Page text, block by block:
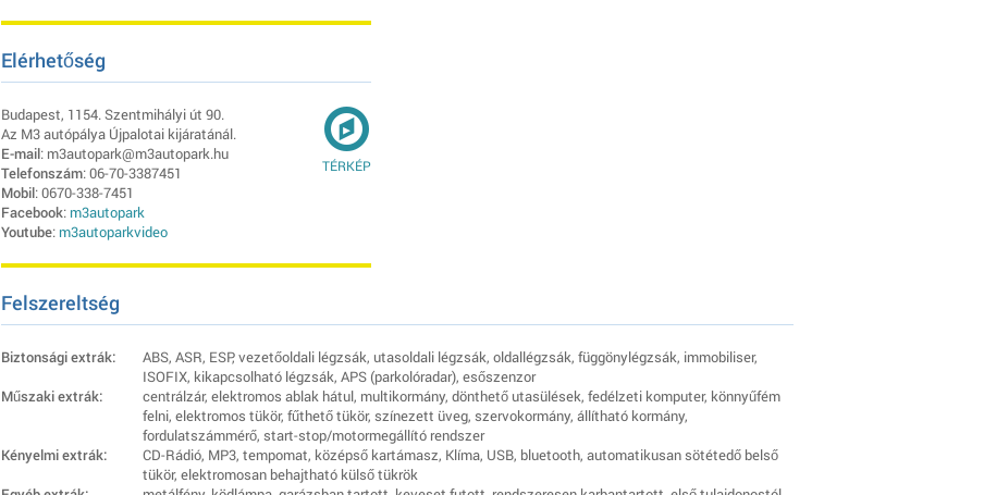
Elérhetőség
TÉRKÉP
Budapest, 1154. Szentmihályi út 90.
Az M3 autópálya Újpalotai kijáratánál.
E-mail: m3autopark@m3autopark.hu
Telefonszám: 06-70-3387451
Mobil: 0670-338-7451
Facebook: m3autopark
Youtube: m3autoparkvideo
Felszereltség
Biztonsági extrák:
ABS, ASR, ESP, vezetőoldali légzsák, utasoldali légzsák, oldallégzsák, függönylégzsák, immobiliser,
ISOFIX, kikapcsolható légzsák, APS (parkolóradar), esőszenzor
Műszaki extrák:
centrálzár, elektromos ablak hátul, multikormány, dönthető utasülések, fedélzeti komputer, könnyűfém
felni, elektromos tükör, fűthető tükör, színezett üveg, szervokormány, állítható kormány,
fordulatszámmérő, start-stop/motormegállító rendszer
Kényelmi extrák:
CD-Rádió, MP3, tempomat, középső kartámasz, Klíma, USB, bluetooth, automatikusan sötétedő belső
tükör, elektromosan behajtható külső tükrök